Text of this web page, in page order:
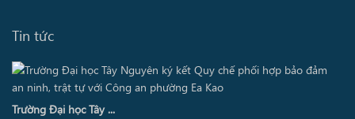
Tin tức
Trường Đại học Tây ...